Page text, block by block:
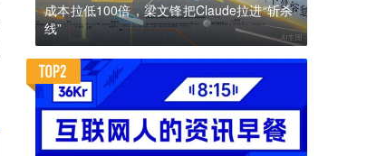
成本拉低100倍，梁文锋把Claude拉进“斩杀
线”